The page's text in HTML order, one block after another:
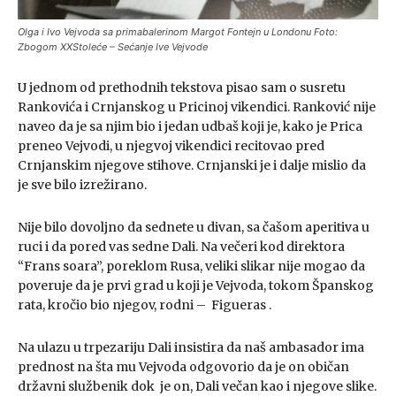
Olga i Ivo Vejvoda sa primabalerinom Margot Fontejn u Londonu Foto:
Zbogom XXStoleće – Sećanje Ive Vejvode
U jednom od prethodnih tekstova pisao sam o susretu
Rankovića i Crnjanskog u Pricinoj vikendici. Ranković nije
naveo da je sa njim bio i jedan udbaš koji je, kako je Prica
preneo Vejvodi, u njegvoj vikendici recitovao pred
Crnjanskim njegove stihove. Crnjanski je i dalje mislio da
je sve bilo izrežirano.
Nije bilo dovoljno da sednete u divan, sa čašom aperitiva u
ruci i da pored vas sedne Dali. Na večeri kod direktora
“Frans soara”, poreklom Rusa, veliki slikar nije mogao da
poveruje da je prvi grad u koji je Vejvoda, tokom Španskog
rata, kročio bio njegov, rodni – Figueras .
Na ulazu u trpezariju Dali insistira da naš ambasador ima
prednost na šta mu Vejvoda odgovorio da je on običan
državni službenik dok je on, Dali večan kao i njegove slike.